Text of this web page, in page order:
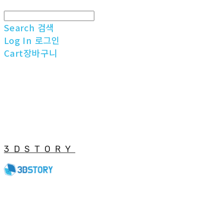
Search 검색
Log In 로그인
Cart장바구니
3DSTORY